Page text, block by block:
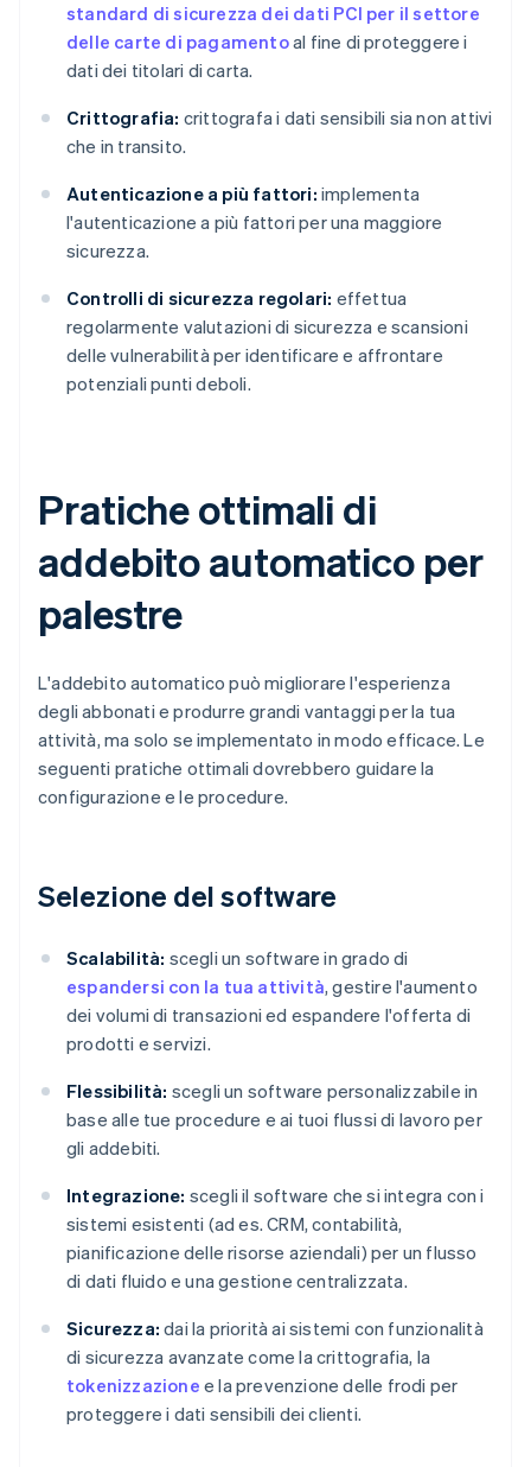
standard di sicurezza dei dati PCI per il settore
delle carte di pagamentoal fine di proteggere i
dati dei titolari di carta.
Crittografia: crittografa i dati sensibili sia non attivi
che in transito.
Autenticazione a più fattori: implementa
l'autenticazione a più fattori per una maggiore
sicurezza.
Controlli di sicurezza regolari: effettua
regolarmente valutazioni di sicurezza e scansioni
delle vulnerabilità per identificare e affrontare
potenziali punti deboli.
Pratiche ottimali di
addebito automatico per
palestre
L'addebito automatico può migliorare l'esperienza
degli abbonati e produrre grandi vantaggi per la tua
attività, ma solo se implementato in modo efficace. Le
seguenti pratiche ottimali dovrebbero guidare la
configurazione e le procedure.
Selezione del software
Scalabilità: scegli un software in grado di
espandersi con la tua attività, gestire l'aumento
dei volumi di transazioni ed espandere l'offerta di
prodotti e servizi.
Flessibilità: scegli un software personalizzabile in
base alle tue procedure e ai tuoi flussi di lavoro per
gli addebiti.
Integrazione: scegli il software che si integra con i
sistemi esistenti (ad es. CRM, contabilità,
pianificazione delle risorse aziendali) per un flusso
di dati fluido e una gestione centralizzata.
Sicurezza: dai la priorità ai sistemi con funzionalità
di sicurezza avanzate come la crittografia, la
tokenizzazione e la prevenzione delle frodi per
proteggere i dati sensibili dei clienti.